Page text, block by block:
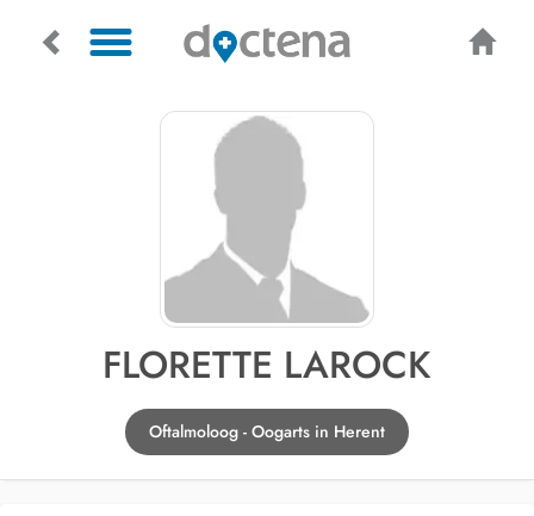
FLORETTE LAROCK
Oftalmoloog - Oogarts in Herent